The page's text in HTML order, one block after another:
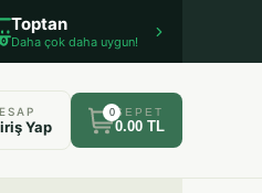
Toptan
Daha çok daha uygun!
Yap
0 SEPET
0.00 TL